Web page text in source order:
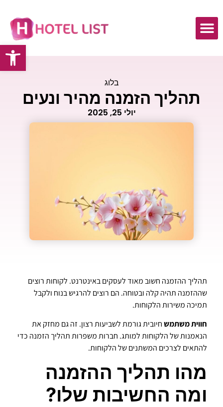
בלוג
תהליך הזמנה מהיר ונעים
יולי 25, 2025
תהליך ההזמנה חשוב מאוד לעסקים באינטרנט. לקוחות רוצים
שההזמנה תהיה קלה ובטוחה. הם רוצים להרגיש בנוח ולקבל
תמיכה משירות הלקוחות.
חווית משתמשחיובית גורמת לשביעות רצון. זה גם מחזק את
הנאמנות של הלקוחות למותג. חברות משפרות תהליך הזמנה כדי
להתאים לצרכים המשתנים של הלקוחות.
מהו תהליך ההזמנה
ומה החשיבות שלו?